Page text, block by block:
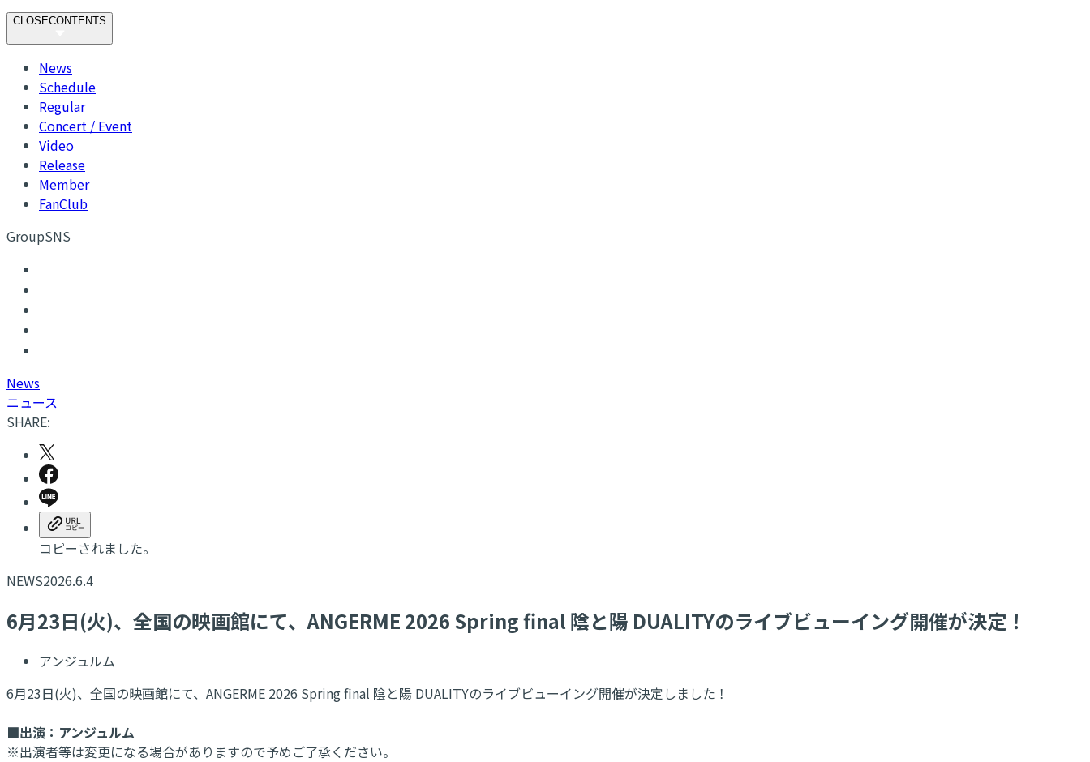
CLOSECONTENTS
News
Schedule
Regular
Concert / Event
Video
Release
Member
FanClub
GroupSNS
News
ニュース
SHARE:
コピーされました。
NEWS2026.6.4
6月23日(火)、全国の映画館にて、ANGERME 2026 Spring final 陰と陽 DUALITYのライブビューイング開催が決定！
アンジュルム
6月23日(火)、全国の映画館にて、ANGERME 2026 Spring final 陰と陽 DUALITYのライブビューイング開催が決定しました！
■出演：アンジュルム
※出演者等は変更になる場合がありますので予めご了承ください。